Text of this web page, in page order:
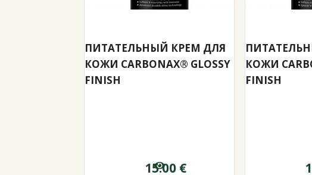
ПИТАТЕЛЬНЫЙ КРЕМ ДЛЯ
КОЖИ CARBONAX® GLOSSY
FINISH
15.00 €
КОЖИ
FINISH